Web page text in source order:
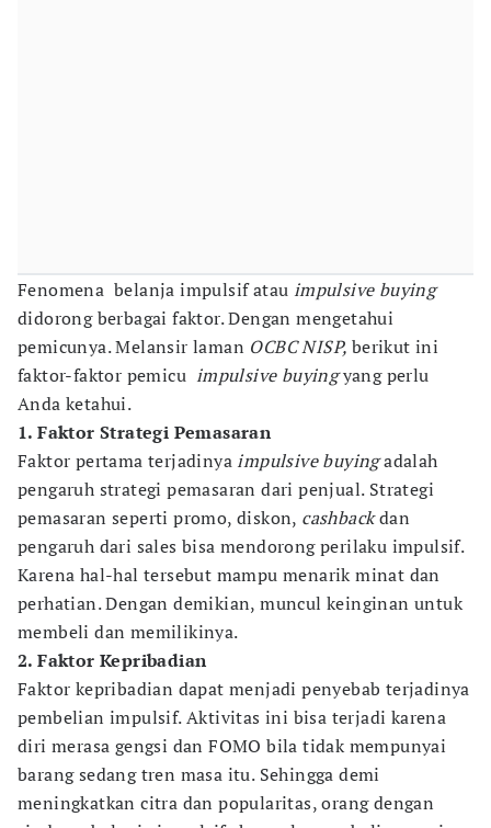
Fenomena belanja impulsif atau impulsive buying
didorong berbagai faktor. Dengan mengetahui
pemicunya. Melansir laman OCBC NISP, berikut ini
faktor-faktor pemicu impulsive buyingyang perlu
Anda ketahui.
1. Faktor Strategi Pemasaran
Faktor pertama terjadinyaimpulsive buyingadalah
pengaruh strategi pemasaran dari penjual. Strategi
pemasaran seperti promo, diskon, cashbackdan
pengaruh dari sales bisa mendorong perilaku impulsif.
Karena hal-hal tersebut mampu menarik minat dan
perhatian. Dengan demikian, muncul keinginan untuk
membeli dan memilikinya.
2. Faktor Kepribadian
Faktor kepribadian dapat menjadi penyebab terjadinya
pembelian impulsif. Aktivitas ini bisa terjadi karena
diri merasa gengsi dan FOMO bila tidak mempunyai
barang sedang tren masa itu. Sehingga demi
meningkatkan citra dan popularitas, orang dengan